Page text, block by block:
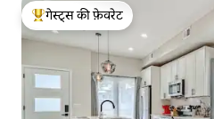
गेस्ट्स का टॉप फ़ेवरेट
गेस्ट्स की फ़ेवरेट